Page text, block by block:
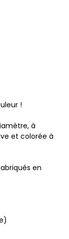
!
à
et colorée à
en